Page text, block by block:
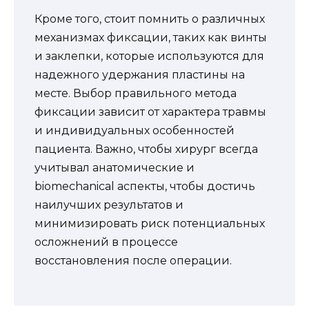
Кроме того, стоит помнить о различных
механизмах фиксации, таких как винты
и заклепки, которые используются для
надежного удержания пластины на
месте. Выбор правильного метода
фиксации зависит от характера травмы
и индивидуальных особенностей
пациента. Важно, чтобы хирург всегда
учитывал анатомические и
biomechanical аспекты, чтобы достичь
наилучших результатов и
минимизировать риск потенциальных
осложнений в процессе
восстановления после операции.